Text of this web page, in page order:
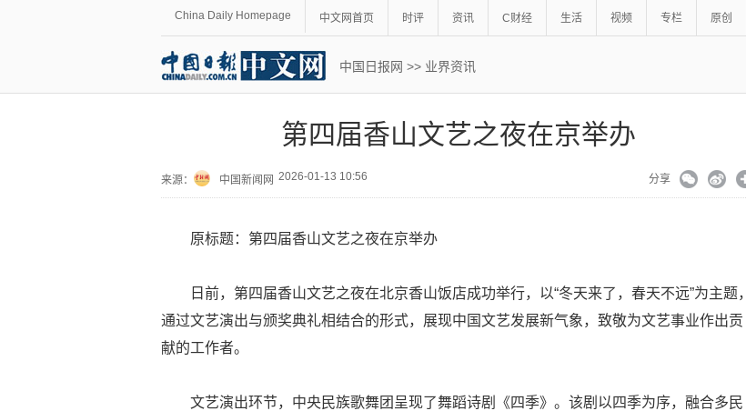
China Daily Homepage 中文网首页 时评 资讯 C财经 生活 视频 专栏 原创
中国日报网 >> 业界资讯
第四届香山文艺之夜在京举办
来源： 中国新闻网 2026-01-13 10:56 分享
原标题：第四届香山文艺之夜在京举办
日前，第四届香山文艺之夜在北京香山饭店成功举行，以“冬天来了，春天不远”为主题，
通过文艺演出与颁奖典礼相结合的形式，展现中国文艺发展新气象，致敬为文艺事业作出贡
献的工作者。
文艺演出环节，中央民族歌舞团呈现了舞蹈诗剧《四季》。该剧以四季为序，融合多民